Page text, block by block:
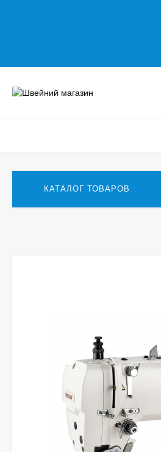
КАТАЛОГ ТОВАРОВ